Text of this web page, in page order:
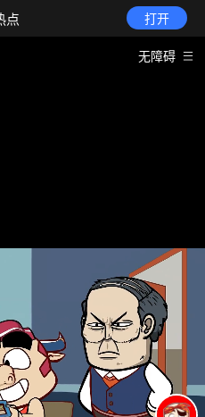
点 打开
无障碍